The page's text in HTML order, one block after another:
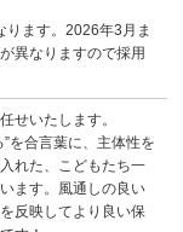
ます。2026年3月ま
異なりますので採用
せいたします。
を合言葉に、主体性を
れた、こどもたち一
ます。風通しの良い
反映してより良い保